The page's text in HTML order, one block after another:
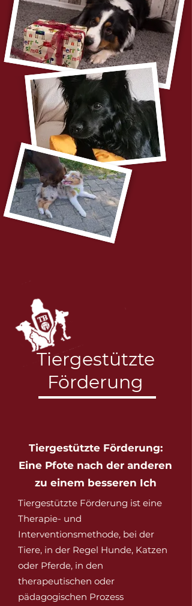
Tiergestützte
Förderung
Tiergestützte Förderung:
Eine Pfote nach der anderen
zu einem besseren Ich
Tiergestützte Förderung ist eine
Therapie- und
Interventionsmethode, bei der
Tiere, in der Regel Hunde, Katzen
oder Pferde, in den
therapeutischen oder
pädagogischen Prozess